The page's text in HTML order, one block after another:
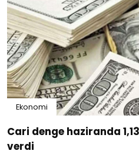
Ekonomi
Cari denge haziranda
verdi